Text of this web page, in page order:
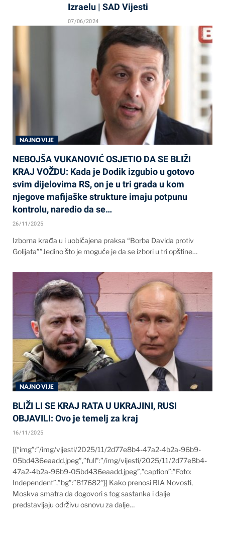
Izraelu | SAD Vijesti
07/06/2024
NAJNOVIJE
NEBOJŠA VUKANOVIĆ OSJETIO DA SE BLIŽI
KRAJ VOŽDU: Kada je Dodik izgubio u gotovo
svim dijelovima RS, on je u tri grada u kom
njegove mafijaške strukture imaju potpunu
kontrolu, naredio da se…
26/11/2025
Izborna krađa u i uobičajena praksa “Borba Davida protiv
Golijata””Jedino što je moguće je da se izbori u tri opštine…
NAJNOVIJE
BLIŽI LI SE KRAJ RATA U UKRAJINI, RUSI
OBJAVILI: Ovo je temelj za kraj
16/11/2025
[{“img”:”/img/vijesti/2025/11/2d77e8b4-47a2-4b2a-96b9-
05bd436eaadd.jpeg”,”full”:”/img/vijesti/2025/11/2d77e8b4-
47a2-4b2a-96b9-05bd436eaadd.jpeg”,”caption”:”Foto:
Independent”,”bg”:”8f7682″}] Kako prenosi RIA Novosti,
Moskva smatra da dogovori s tog sastanka i dalje
predstavljaju održivu osnovu za dalje…